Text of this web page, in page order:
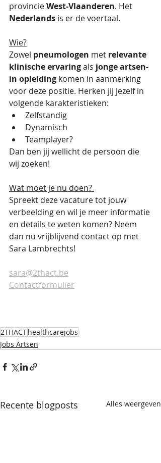
provincie West-Vlaanderen. Het
Nederlands is er de voertaal.
Wie?
Zowel pneumologen met relevante
klinische ervaring als jonge artsen-
in opleiding komen in aanmerking
voor deze positie. Herken jij jezelf in
volgende karakteristieken:
Zelfstandig
Dynamisch
Teamplayer?
Dan ben jij wellicht de persoon die
wij zoeken!
Wat moet je nu doen?
Spreekt deze vacature tot jouw
verbeelding en wil je meer informatie
en details te weten komen? Neem
dan nu vrijblijvend contact op met
Sara Lambrechts!
sara@2thact.be
Contactformulier
2THACThealthcarejobs
Jobs Artsen
Recente blogposts Alles weergeven